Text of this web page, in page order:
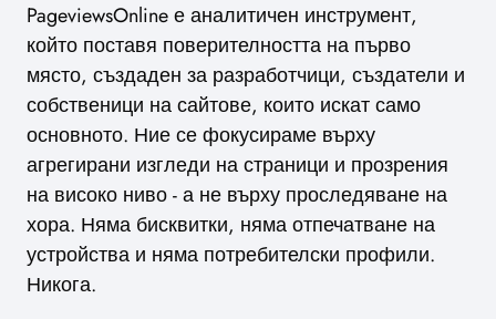
PageviewsOnline е аналитичен инструмент,
който поставя поверителността на първо
място, създаден за разработчици, създатели и
собственици на сайтове, които искат само
основното. Ние се фокусираме върху
агрегирани изгледи на страници и прозрения
на високо ниво - а не върху проследяване на
хора. Няма бисквитки, няма отпечатване на
устройства и няма потребителски профили.
Никога.